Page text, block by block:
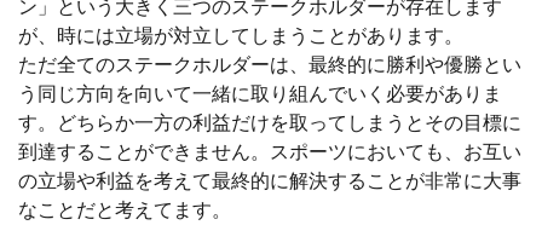
ン」という大きく三つのステークホルダーが存在します
が、時には立場が対立してしまうことがあります。
ただ全てのステークホルダーは、最終的に勝利や優勝とい
う同じ方向を向いて一緒に取り組んでいく必要がありま
す。どちらか一方の利益だけを取ってしまうとその目標に
到達することができません。スポーツにおいても、お互い
の立場や利益を考えて最終的に解決することが非常に大事
なことだと考えてます。